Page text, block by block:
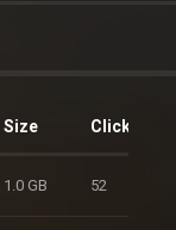
Size Clicks
1.0 GB 52